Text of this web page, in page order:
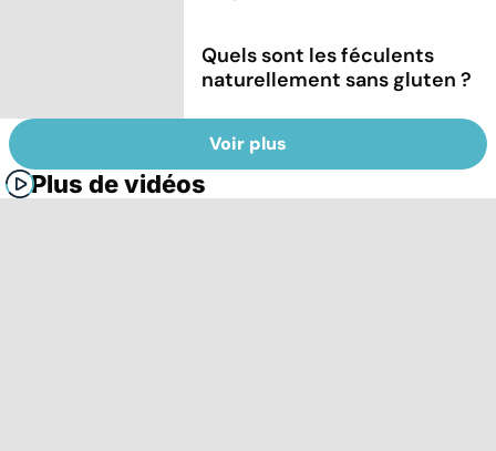
Quels sont les féculents
naturellement sans gluten ?
Voir plus
Plus de vidéos